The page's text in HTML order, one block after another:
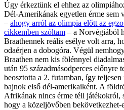
Úgy érkeztünk el ehhez az
Dél-Amerikának egyetlen érme
– ahogy arról az olimpia előtt az
cikkemben szóltam – a Norvégiából
Braathennek reális esélye volt arra,
odaérjen a dobogóra. Végül
Braathen nem kis fölénnyel
után 95 századmásodperces előnyre
beosztotta a 2. futamban, így
bajnok első dél-amerikaiként. A
Afrikának nincs érme téli játékokról,
hogy a közeljövőben bekövetkezhet-